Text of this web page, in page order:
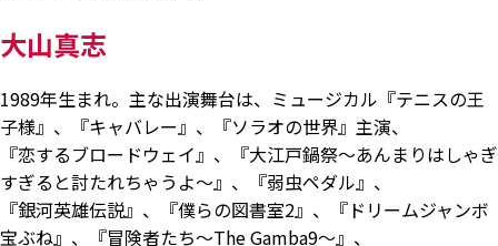
大山真志
1989年生まれ。主な出演舞台は、ミュージカル『テニスの王
子様』、『キャバレー』、『ソラオの世界』主演、
『恋するブロードウェイ』、『大江戸鍋祭～あんまりはしゃぎ
すぎると討たれちゃうよ～』、『弱虫ペダル』、
『銀河英雄伝説』、『僕らの図書室2』、『ドリームジャンボ
宝ぶね』、『冒険者たち～The Gamba9～』、